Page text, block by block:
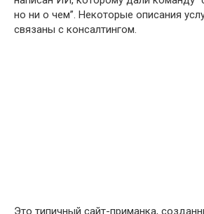
но ни о чем”. Некоторые описания
связаны с консалтингом.
Это типичный сайт-приманка,